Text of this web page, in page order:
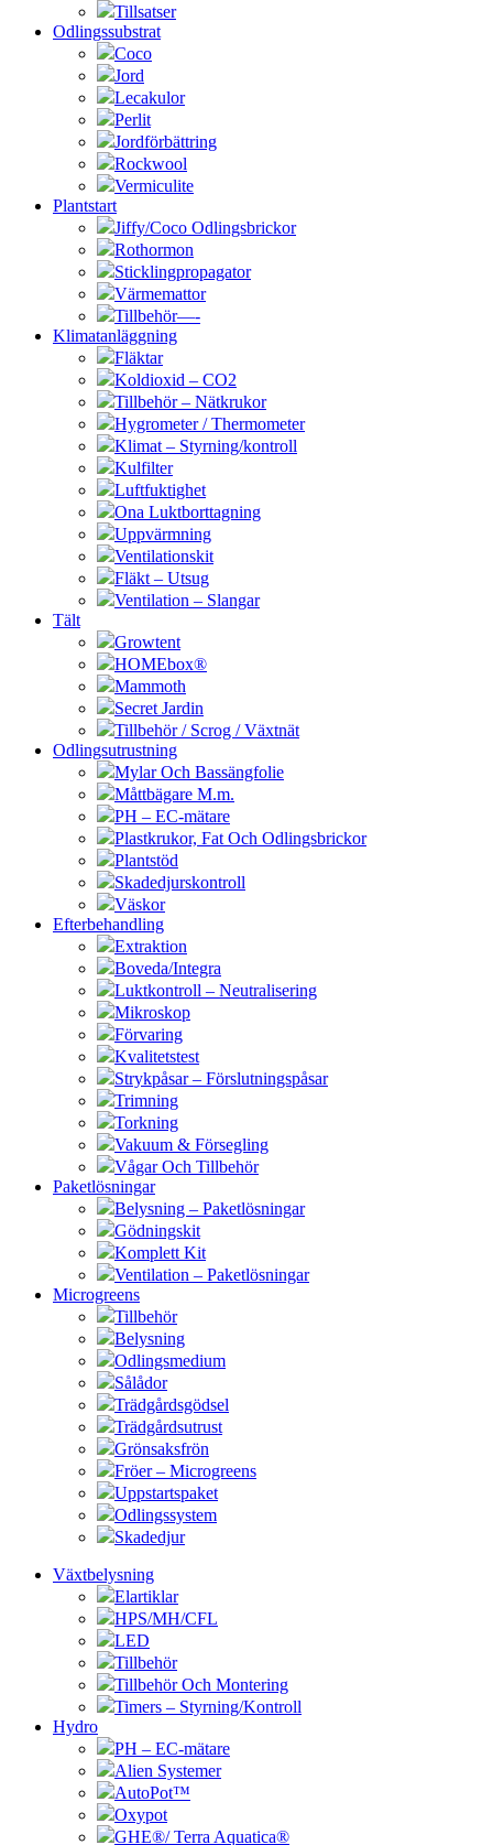
Tillsatser
Odlingssubstrat
Coco
Jord
Lecakulor
Perlit
Jordförbättring
Rockwool
Vermiculite
Plantstart
Jiffy/Coco Odlingsbrickor
Rothormon
Sticklingpropagator
Värmemattor
Tillbehör—-
Klimatanläggning
Fläktar
Koldioxid – CO2
Tillbehör – Nätkrukor
Hygrometer / Thermometer
Klimat – Styrning/kontroll
Kulfilter
Luftfuktighet
Ona Luktborttagning
Uppvärmning
Ventilationskit
Fläkt – Utsug
Ventilation – Slangar
Tält
Growtent
HOMEbox®
Mammoth
Secret Jardin
Tillbehör / Scrog / Växtnät
Odlingsutrustning
Mylar Och Bassängfolie
Måttbägare M.m.
PH – EC-mätare
Plastkrukor, Fat Och Odlingsbrickor
Plantstöd
Skadedjurskontroll
Väskor
Efterbehandling
Extraktion
Boveda/Integra
Luktkontroll – Neutralisering
Mikroskop
Förvaring
Kvalitetstest
Strykpåsar – Förslutningspåsar
Trimning
Torkning
Vakuum & Försegling
Vågar Och Tillbehör
Paketlösningar
Belysning – Paketlösningar
Gödningskit
Komplett Kit
Ventilation – Paketlösningar
Microgreens
Tillbehör
Belysning
Odlingsmedium
Sålådor
Trädgårdsgödsel
Trädgårdsutrust
Grönsaksfrön
Fröer – Microgreens
Uppstartspaket
Odlingssystem
Skadedjur
Växtbelysning
Elartiklar
HPS/MH/CFL
LED
Tillbehör
Tillbehör Och Montering
Timers – Styrning/Kontroll
Hydro
PH – EC-mätare
Alien Systemer
AutoPot™
Oxypot
GHE®/ Terra Aquatica®